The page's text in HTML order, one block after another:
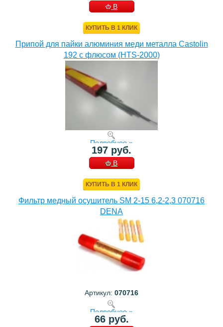
В
КУПИТЬ В 1 КЛИК
Припой для пайки алюминия меди металла Castolin
192 с флюсом (HTS-2000)
Подробнее »
197 руб.
В
КУПИТЬ В 1 КЛИК
Фильтр медный осушитель SM 2-15 6,2-2,3 070716
DENA
Артикул: 070716
Подробнее »
66 руб.